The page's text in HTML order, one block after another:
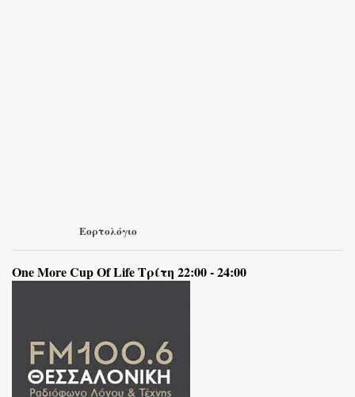
Εορτολόγιο
One More Cup Of Life Τρίτη 22:00 - 24:00